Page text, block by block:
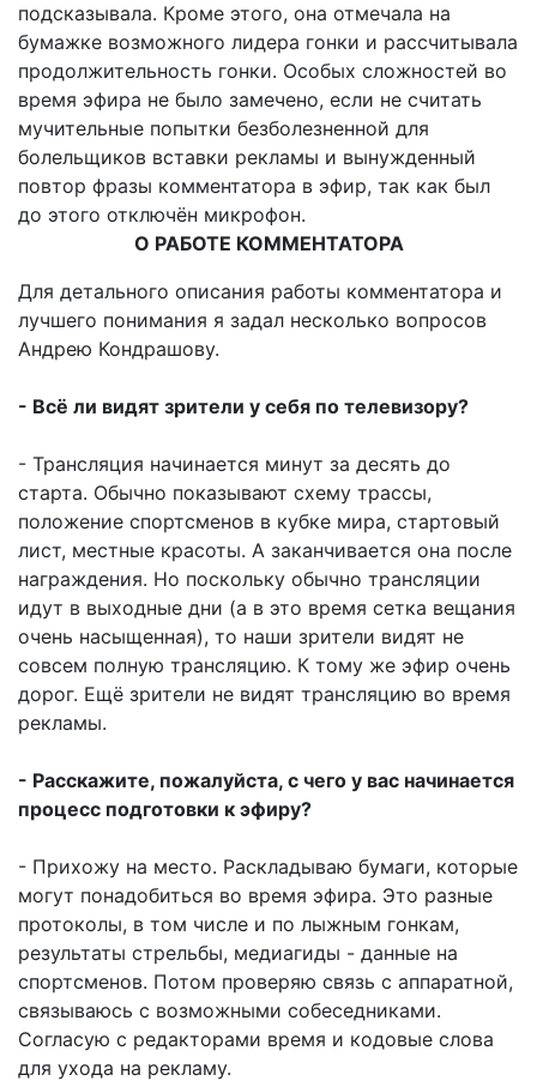
подсказывала. Кроме этого, она отмечала на
бумажке возможного лидера гонки и рассчитывала
продолжительность гонки. Особых сложностей во
время эфира не было замечено, если не считать
мучительные попытки безболезненной для
болельщиков вставки рекламы и вынужденный
повтор фразы комментатора в эфир, так как был
до этого отключён микрофон.
О РАБОТЕ КОММЕНТАТОРА
Для детального описания работы комментатора и
лучшего понимания я задал несколько вопросов
Андрею Кондрашову.
- Всё ли видят зрители у себя по телевизору?
- Трансляция начинается минут за десять до
старта. Обычно показывают схему трассы,
положение спортсменов в кубке мира, стартовый
лист, местные красоты. А заканчивается она после
награждения. Но поскольку обычно трансляции
идут в выходные дни (а в это время сетка вещания
очень насыщенная), то наши зрители видят не
совсем полную трансляцию. К тому же эфир очень
дорог. Ещё зрители не видят трансляцию во время
рекламы.
- Расскажите, пожалуйста, с чего у вас начинается
процесс подготовки к эфиру?
- Прихожу на место. Раскладываю бумаги, которые
могут понадобиться во время эфира. Это разные
протоколы, в том числе и по лыжным гонкам,
результаты стрельбы, медиагиды - данные на
спортсменов. Потом проверяю связь с аппаратной,
связываюсь с возможными собеседниками.
Согласую с редакторами время и кодовые слова
для ухода на рекламу.